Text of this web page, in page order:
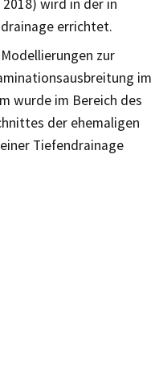
wird in der in
errichtet.
zur
im
wurde im Bereich des
der ehemaligen
Tiefendrainage